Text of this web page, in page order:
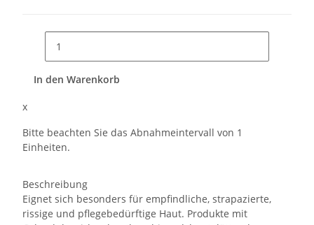
In den Warenkorb
x
Bitte beachten Sie das Abnahmeintervall von 1
Einheiten.
Beschreibung
Eignet sich besonders für empfindliche, strapazierte,
rissige und pflegebedürftige Haut. Produkte mit